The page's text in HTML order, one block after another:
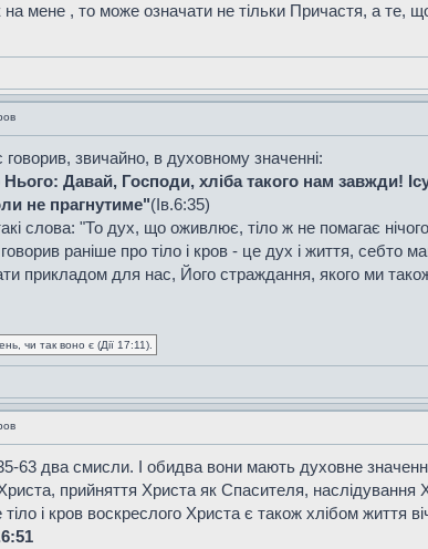
мене , то може означати не тільки Причастя, а те,
говорив, звичайно, в духовному значенні:
Давай, Господи, хліба такого нам завжди!
не прагнутиме"(Ів.6:35)
слова: "То дух, що оживлює, тіло ж не помагає
раніше про тіло і кров - це дух і життя, себто
прикладом для нас, Його страждання, якого ми
чи так воно є (Дії 17:11).
63 два смисли. І обидва вони мають духовне
прийняття Христа як Спасителя, наслідування
і кров воскреслого Христа є також хлібом життя